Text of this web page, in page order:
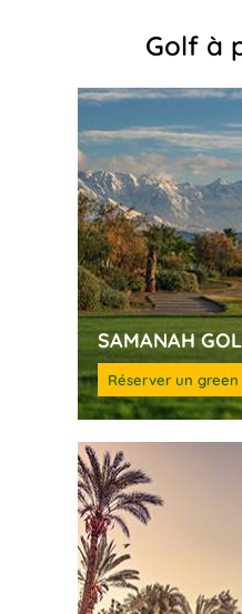
Golf à
SAMANAH
Réserver un